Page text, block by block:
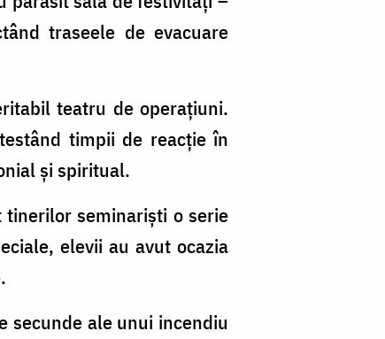
traseele de evacuare
teatru de operațiuni.
timpii de reacție în
și spiritual.
seminariști o serie
elevii au avut ocazia
secunde ale unui incendiu